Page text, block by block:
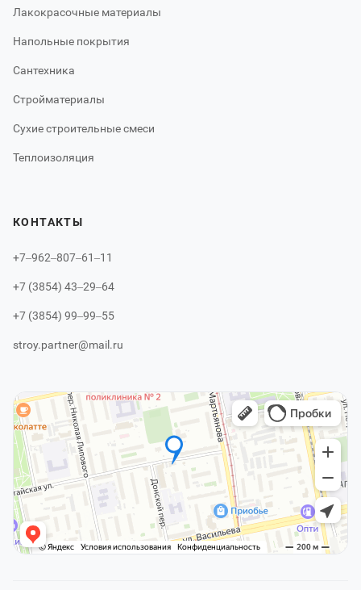
Лакокрасочные материалы
Напольные покрытия
Сантехника
Стройматериалы
Сухие строительные смеси
Теплоизоляция
КОНТАКТЫ
+7‒962‒807‒61‒11
+7 (3854) 43‒29‒64
+7 (3854) 99‒99‒55
stroy.partner@mail.ru